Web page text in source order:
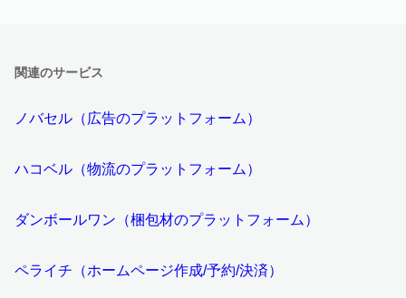
関連のサービス
ノバセル（広告のプラットフォーム）
ハコベル（物流のプラットフォーム）
ダンボールワン（梱包材のプラットフォーム）
ペライチ（ホームページ作成/予約/決済）